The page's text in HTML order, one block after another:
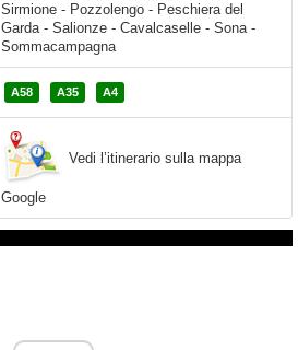
A58 A35 A4
Vedi l’itinerario sulla mappa
Google